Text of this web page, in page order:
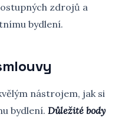
zdrojů a
bydlení.
nástrojem, jak si
bydlení. Důležité body